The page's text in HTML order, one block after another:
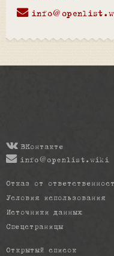
ВКонтакте
info@openlist.wiki
Отказ от
Условия использования
Источники данных
Спецстраницы
Открытый список